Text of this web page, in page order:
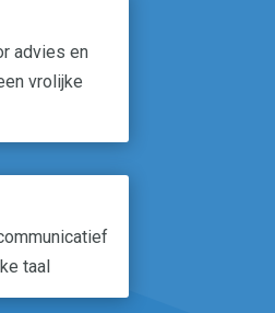
advies en
vrolijke
taal